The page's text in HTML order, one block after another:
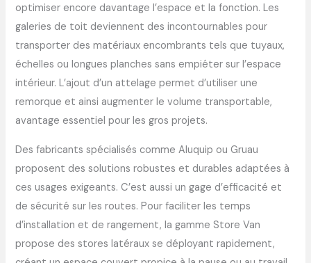
optimiser encore davantage l’espace et la fonction. Les
galeries de toit deviennent des incontournables pour
transporter des matériaux encombrants tels que tuyaux,
échelles ou longues planches sans empiéter sur l’espace
intérieur. L’ajout d’un attelage permet d’utiliser une
remorque et ainsi augmenter le volume transportable,
avantage essentiel pour les gros projets.
Des fabricants spécialisés comme Aluquip ou Gruau
proposent des solutions robustes et durables adaptées à
ces usages exigeants. C’est aussi un gage d’efficacité et
de sécurité sur les routes. Pour faciliter les temps
d’installation et de rangement, la gamme Store Van
propose des stores latéraux se déployant rapidement,